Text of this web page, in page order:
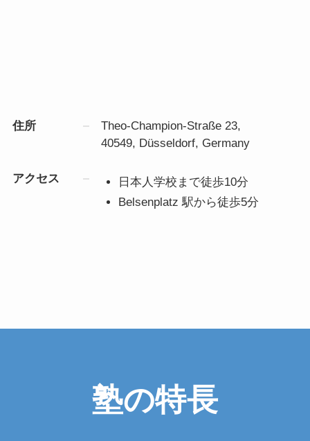
住所
Theo-Champion-Straße 23,
40549, Düsseldorf, Germany
アクセス
日本人学校まで徒歩10分
Belsenplatz 駅から徒歩5分
塾の特長